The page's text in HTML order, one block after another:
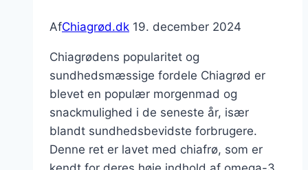
AfChiagrød.dk 19. december 2024
Chiagrødens popularitet og
sundhedsmæssige fordele Chiagrød er
blevet en populær morgenmad og
snackmulighed i de seneste år, især
blandt sundhedsbevidste forbrugere.
Denne ret er lavet med chiafrø, som er